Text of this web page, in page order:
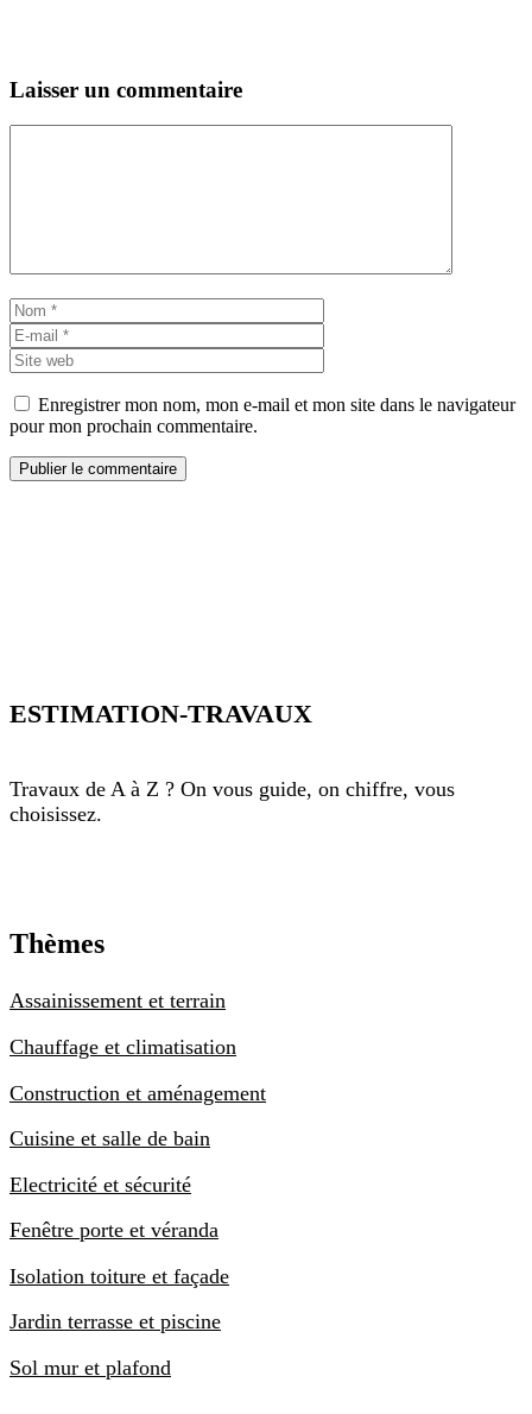
Laisser un commentaire
Nom
mail
web
Enregistrer mon nom, mon e-mail et mon site dans le navigateur
pour mon prochain commentaire.
ESTIMATION-TRAVAUX
Travaux de A à Z ? On vous guide, on chiffre, vous
choisissez.
Thèmes
Assainissement et terrain
Chauffage et climatisation
Construction et aménagement
Cuisine et salle de bain
Electricité et sécurité
Fenêtre porte et véranda
Isolation toiture et façade
Jardin terrasse et piscine
Sol mur et plafond